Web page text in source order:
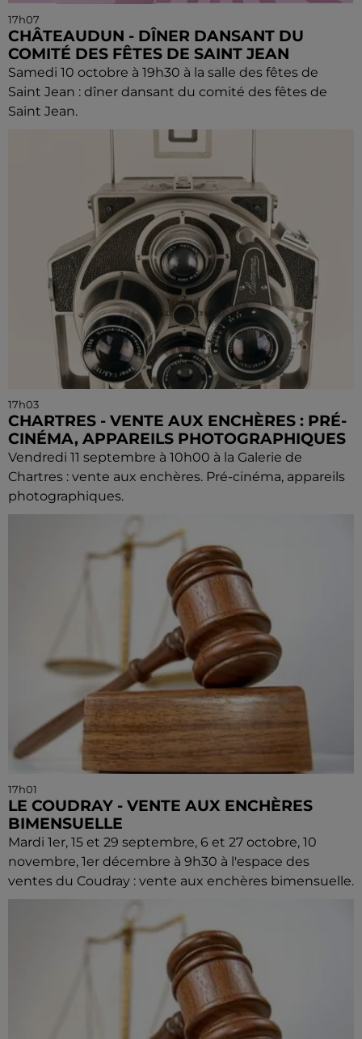
17h07
CHÂTEAUDUN - DÎNER DANSANT DU
COMITÉ DES FÊTES DE SAINT JEAN
Samedi 10 octobre à 19h30 à la salle des fêtes de
Saint Jean : dîner dansant du comité des fêtes de
Saint Jean.
17h03
CHARTRES - VENTE AUX ENCHÈRES : PRÉ-
CINÉMA, APPAREILS PHOTOGRAPHIQUES
Vendredi 11 septembre à 10h00 à la Galerie de
Chartres : vente aux enchères. Pré-cinéma, appareils
photographiques.
17h01
LE COUDRAY - VENTE AUX ENCHÈRES
BIMENSUELLE
Mardi 1er, 15 et 29 septembre, 6 et 27 octobre, 10
novembre, 1er décembre à 9h30 à l'espace des
ventes du Coudray : vente aux enchères bimensuelle.